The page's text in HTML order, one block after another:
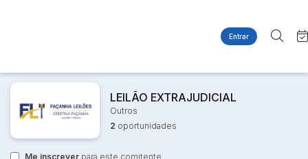
Entrar
Site
Quem Somos
Busca por palavra-chave
Subcategoria
Home
LEILÃO EXTRAJUDICIAL
Outros
2 oportunidades
Me inscrever para este comitente